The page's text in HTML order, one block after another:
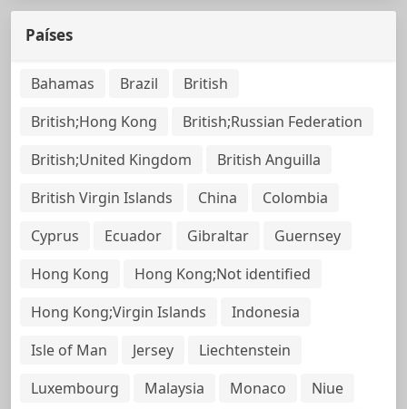
Países
Bahamas Brazil
British
British;Hong Kong
British;Russian Federation
British;United Kingdom
British Anguilla
British Virgin Islands
China
Colombia
Cyprus
Ecuador Gibraltar
Guernsey
Hong Kong
Hong Kong;Not identified
Hong Kong;Virgin Islands
Indonesia
Isle of Man
Jersey
Liechtenstein
Luxembourg
Malaysia Monaco
Niue